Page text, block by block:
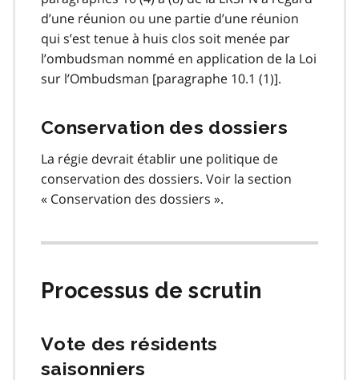
d’une réunion ou une partie d’une réunion
qui s’est tenue à huis clos soit menée par
l’ombudsman nommé en application de la Loi
sur l’Ombudsman [paragraphe 10.1 (1)].
Conservation des dossiers
La régie devrait établir une politique de
conservation des dossiers. Voir la section
« Conservation des dossiers ».
Processus de scrutin
Vote des résidents
saisonniers